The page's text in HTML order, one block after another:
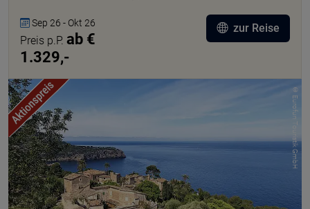
Sep 26 - Okt 26
Preis p.P. ab €
1.329,-
zur Reise
© Eurofun Touristik GmbH